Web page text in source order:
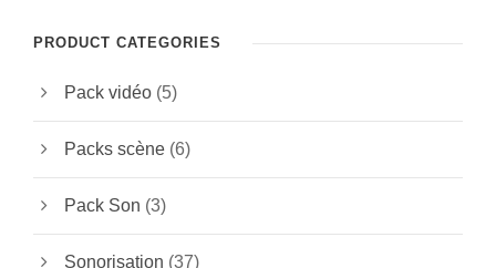
PRODUCT CATEGORIES
Pack vidéo (5)
Packs scène (6)
Pack Son (3)
Sonorisation (37)